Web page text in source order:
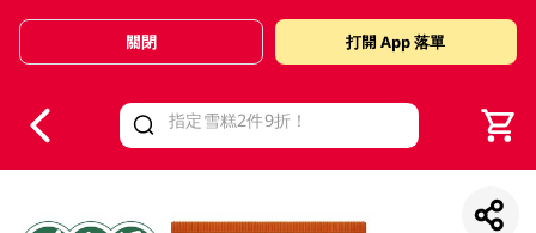
Valid Until 30 June 2026
關閉 打開 App 落單